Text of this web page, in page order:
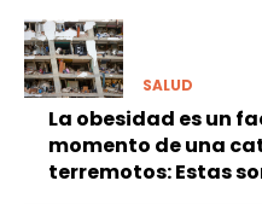
SALUD
La obesidad es un
momento de una
terremotos: Estas